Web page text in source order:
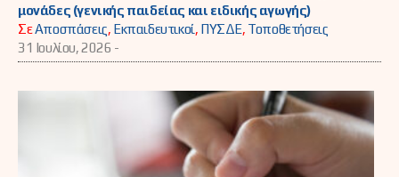
μονάδες (γενικής παιδείας και ειδικής αγωγής)
ΣεΑποσπάσεις, Εκπαιδευτικοί, ΠΥΣΔΕ, Τοποθετήσεις
31 Ιουλίου, 2026 -